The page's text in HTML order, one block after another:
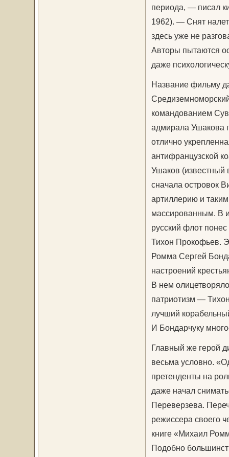
периода, — писал
1962). — Снят
здесь уже не
Авторы пытаются
даже
Название фильму
командованием
адмирала Ушакова
отлично
антифранцузской
Ушаков (известный
сначала островок
артиллерию и
массированным. В
русский флот
Тихон Прокофьев.
Ромма Сергей
настроений
В нем
патриотизм —
лучший
И Бондарчуку
Главный же герой
весьма условно.
претенденты на
даже начал
Переверзева.
режиссера своего
книге «Михаил
Подобно